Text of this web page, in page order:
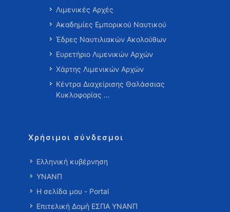
Λιμενικές Αρχές
Ακαδημίες Εμπορικού Ναυτικού
Έδρες Ναυτιλιακών Ακολούθων
Ευρετήριο Λιμενικών Αρχών
Χάρτης Λιμενικών Αρχών
Κέντρα Διαχείρισης Θαλάσσιας
Κυκλοφορίας …
Χρήσιμοι σύνδεσμοι
Ελληνική κυβέρνηση
ΥΝΑΝΠ
Η σελίδα μου - Portal
Επιτελική Δομή ΕΣΠΑ ΥΝΑΝΠ